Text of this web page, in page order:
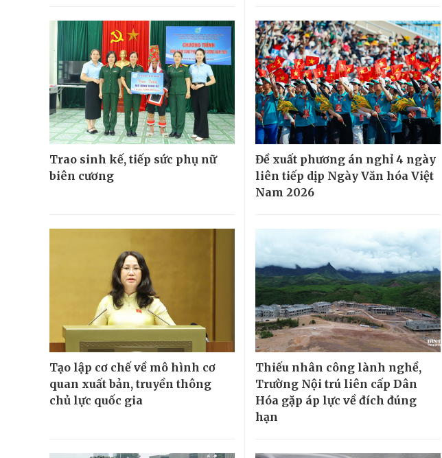
Trao sinh kế, tiếp sức phụ nữ
biên cương
Đề xuất phương án nghỉ 4 ngày
liên tiếp dịp Ngày Văn hóa Việt
Nam 2026
Tạo lập cơ chế về mô hình cơ
quan xuất bản, truyền thông
chủ lực quốc gia
Thiếu nhân công lành nghề,
Trường Nội trú liên cấp Dân
Hóa gặp áp lực về đích đúng
hạn